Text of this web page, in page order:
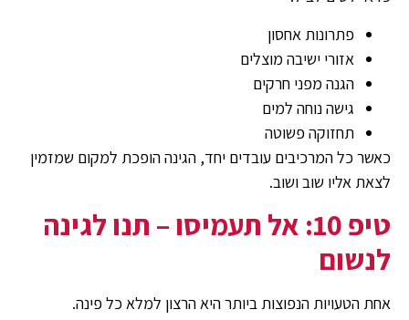
פתרונות אחסון
אזורי ישיבה מוצלים
הגנה מפני חרקים
גישה נוחה למים
תחזוקה פשוטה
כאשר כל המרכיבים עובדים יחד, הגינה הופכת למקום שמזמין
לצאת אליו שוב ושוב.
טיפ 10: אל תעמיסו – תנו לגינה
לנשום
אחת הטעויות הנפוצות ביותר היא הרצון למלא כל פינה.